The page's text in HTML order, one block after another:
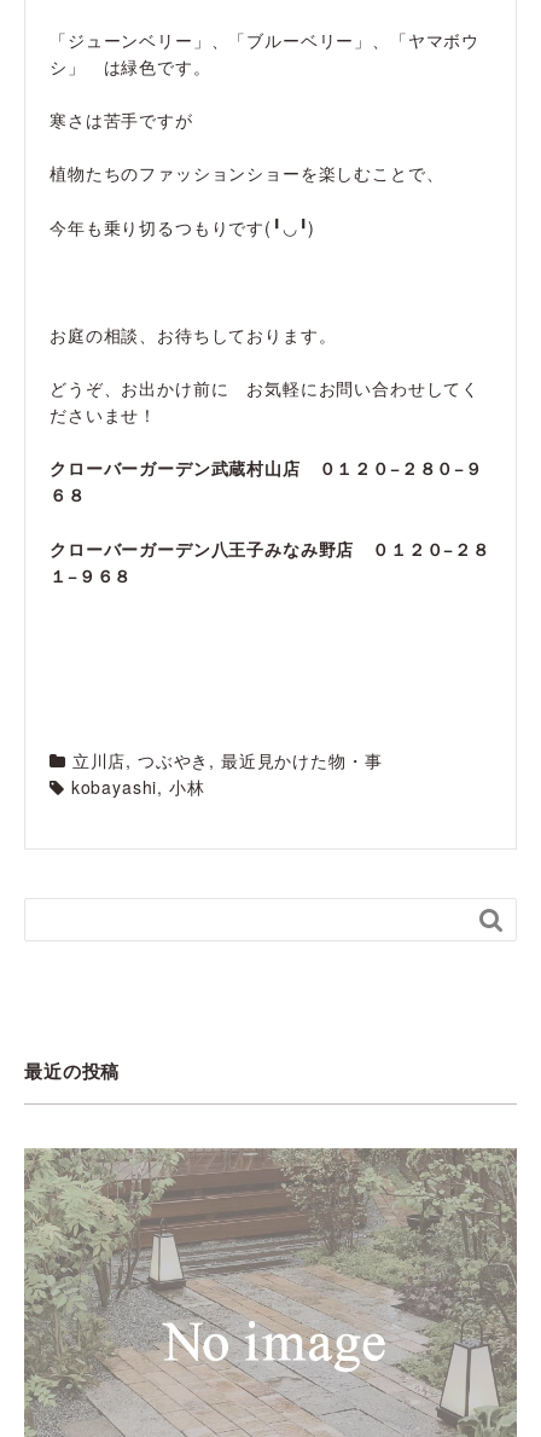
「ジューンベリー」、「ブルーベリー」、「ヤマボウ
シ」 は緑色です。
寒さは苦手ですが
植物たちのファッションショーを楽しむことで、
今年も乗り切るつもりです(╹◡╹)
お庭の相談、お待ちしております。
どうぞ、お出かけ前に お気軽にお問い合わせしてく
ださいませ！
クローバーガーデン武蔵村山店 ０１２０−２８０−９
６８
クローバーガーデン八王子みなみ野店 ０１２０−２８
１−９６８
立川店, つぶやき , 最近見かけた物・事
kobayashi, 小林

最近の投稿